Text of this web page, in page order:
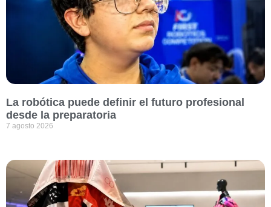
La robótica puede definir el futuro profesional
desde la preparatoria
7 agosto 2026